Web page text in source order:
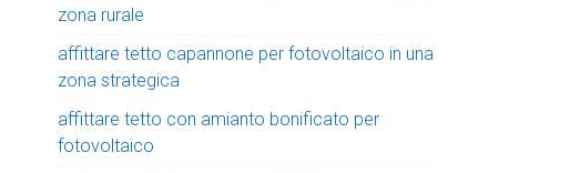
zona rurale
affittare tetto capannone per fotovoltaico in una
zona strategica
affittare tetto con amianto bonificato per
fotovoltaico